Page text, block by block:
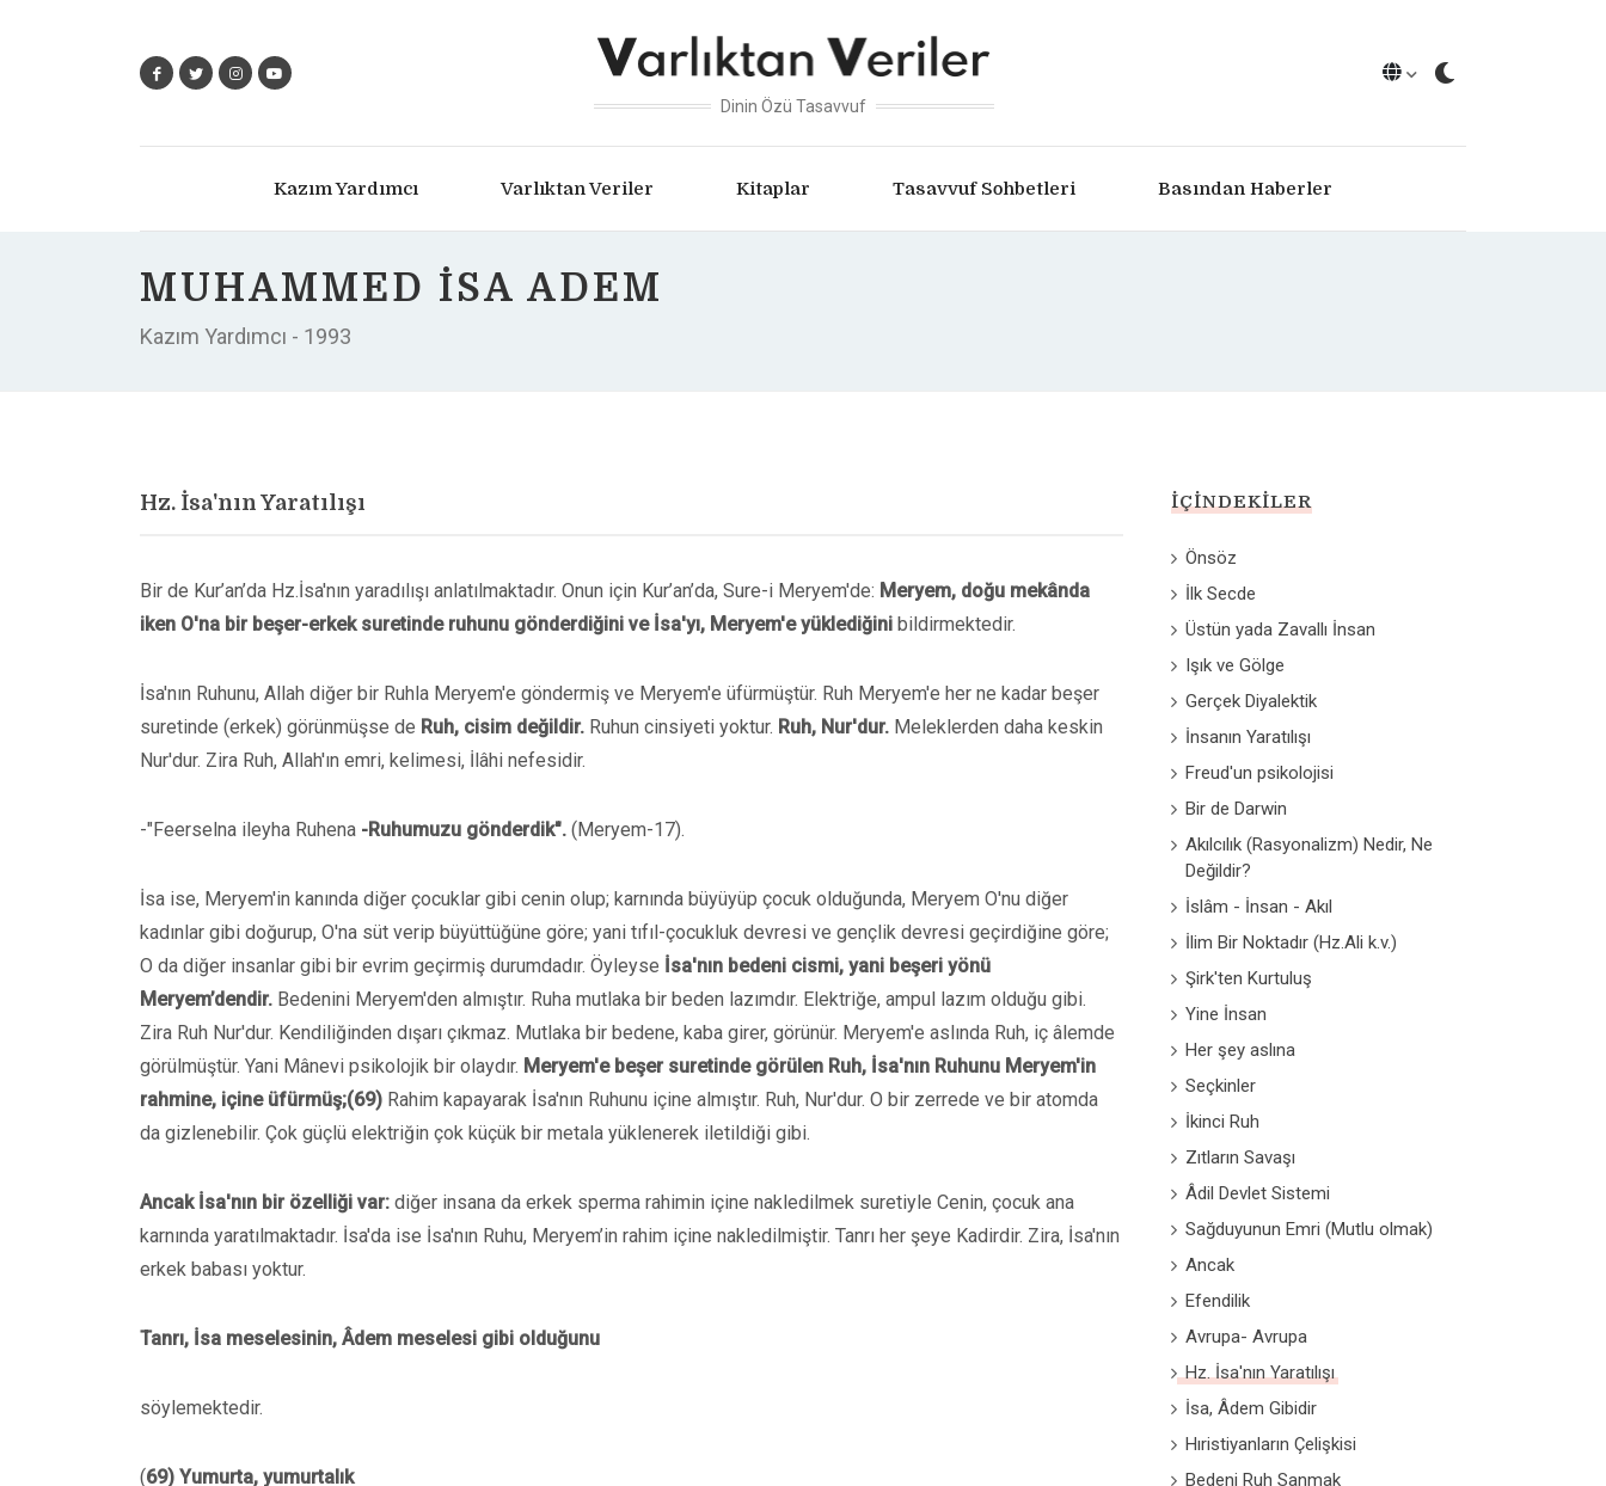
Dinin Özü Tasavvuf
Kazım Yardımcı Varlıktan Veriler Kitaplar Tasavvuf Sohbetleri Basından Haberler
MUHAMMED İSA ADEM
Kazım Yardımcı - 1993
Hz. İsa'nın Yaratılışı
Bir de Kur’an’da Hz.İsa'nın yaradılışı anlatılmaktadır. Onun için Kur’an’da, Sure-i Meryem'de: Meryem, doğu mekânda
iken O'na bir beşer-erkek suretinde ruhunu gönderdiğini ve İsa'yı, Meryem'e yüklediğini bildirmektedir.
İsa'nın Ruhunu, Allah diğer bir Ruhla Meryem'e göndermiş ve Meryem'e üfürmüştür. Ruh Meryem'e her ne kadar beşer
suretinde (erkek) görünmüşse de Ruh, cisim değildir. Ruhun cinsiyeti yoktur. Ruh, Nur'dur. Meleklerden daha keskin
Nur'dur. Zira Ruh, Allah'ın emri, kelimesi, İlâhi nefesidir.
-"Feerselna ileyha Ruhena -Ruhumuzu gönderdik". (Meryem-17).
İsa ise, Meryem'in kanında diğer çocuklar gibi cenin olup; karnında büyüyüp çocuk olduğunda, Meryem O'nu diğer
kadınlar gibi doğurup, O'na süt verip büyüttüğüne göre; yani tıfıl-çocukluk devresi ve gençlik devresi geçirdiğine göre;
O da diğer insanlar gibi bir evrim geçirmiş durumdadır. Öyleyse İsa'nın bedeni cismi, yani beşeri yönü
Meryem’dendir. Bedenini Meryem'den almıştır. Ruha mutlaka bir beden lazımdır. Elektriğe, ampul lazım olduğu gibi.
Zira Ruh Nur'dur. Kendiliğinden dışarı çıkmaz. Mutlaka bir bedene, kaba girer, görünür. Meryem'e aslında Ruh, iç âlemde
görülmüştür. Yani Mânevi psikolojik bir olaydır. Meryem'e beşer suretinde görülen Ruh, İsa'nın Ruhunu Meryem'in
rahmine, içine üfürmüş;(69) Rahim kapayarak İsa'nın Ruhunu içine almıştır. Ruh, Nur'dur. O bir zerrede ve bir atomda
da gizlenebilir. Çok güçlü elektriğin çok küçük bir metala yüklenerek iletildiği gibi.
Ancak İsa'nın bir özelliği var: diğer insana da erkek sperma rahimin içine nakledilmek suretiyle Cenin, çocuk ana
karnında yaratılmaktadır. İsa'da ise İsa'nın Ruhu, Meryem’in rahim içine nakledilmiştir. Tanrı her şeye Kadirdir. Zira, İsa'nın
erkek babası yoktur.
Tanrı, İsa meselesinin, Âdem meselesi gibi olduğunu
söylemektedir.
(69) Yumurta, yumurtalık
İÇINDEKILER
Önsöz
İlk Secde
Üstün yada Zavallı İnsan
Işık ve Gölge
Gerçek Diyalektik
İnsanın Yaratılışı
Freud'un psikolojisi
Bir de Darwin
Akılcılık (Rasyonalizm) Nedir, Ne
Değildir?
İslâm - İnsan - Akıl
İlim Bir Noktadır (Hz.Ali k.v.)
Şirk'ten Kurtuluş
Yine İnsan
Her şey aslına
Seçkinler
İkinci Ruh
Zıtların Savaşı
Âdil Devlet Sistemi
Sağduyunun Emri (Mutlu olmak)
Ancak
Efendilik
Avrupa- Avrupa
Hz. İsa'nın Yaratılışı
İsa, Âdem Gibidir
Hıristiyanların Çelişkisi
Bedeni Ruh Sanmak